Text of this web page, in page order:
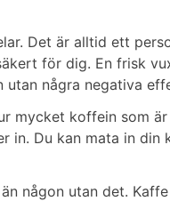
Det är alltid ett
för dig. En frisk
några negativa
mycket koffein som
in. Du kan mata in
någon utan det.